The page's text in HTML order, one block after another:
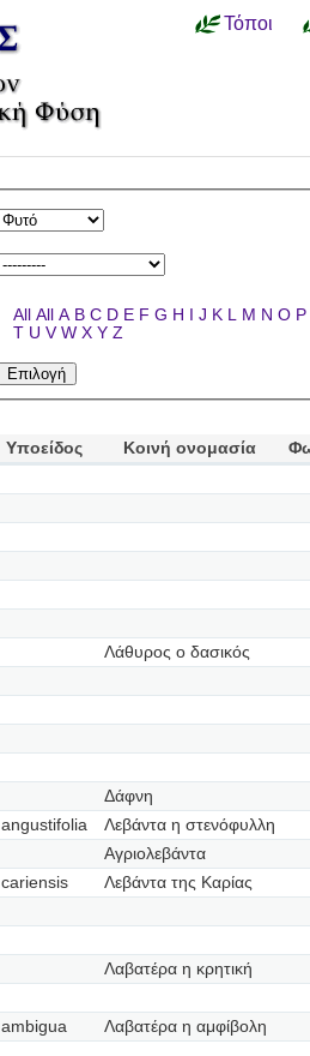
Τόποι
All All A B C D E F G H I J K L M N O P
T U V W X Y Z
Υποείδος Κοινή ονομασία
Λάθυρος ο δασικός
Δάφνη
angustifolia
Λεβάντα η στενόφυλλη
Αγριολεβάντα
cariensis
Λεβάντα της Καρίας
Λαβατέρα η κρητική
ambigua Λαβατέρα η αμφίβολη